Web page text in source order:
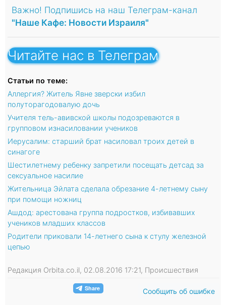
Важно! Подпишись на наш Телеграм-канал
"Наше Кафе: Новости Израиля"
Читайте нас в Телеграм
Статьи по теме:
Аллергия? Житель Явне зверски избил
полуторагодовалую дочь
Учителя тель-авивской школы подозреваются в
групповом изнасиловании учеников
Иерусалим: старший брат насиловал троих детей в
синагоге
Шестилетнему ребенку запретили посещать детсад за
сексуальное насилие
Жительница Эйлата сделала обрезание 4-летнему сыну
при помощи ножниц
Ашдод: арестована группа подростков, избивавших
учеников младших классов
Родители приковали 14-летнего сына к стулу железной
цепью
Редакция Orbita.co.il, 02.08.2016 17:21, Происшествия
Сообщить об ошибке